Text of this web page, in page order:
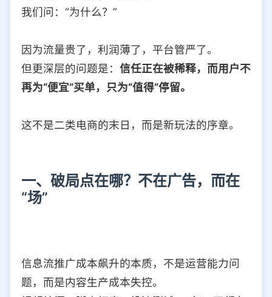
我们问：“为什么？”
因为流量贵了，利润薄了，平台管严了。
但更深层的问题是： 信任正在被稀释，而用户不
再为“便宜”买单，只为“值得”停留。
这不是二类电商的末日，而是新玩法的序章。
一、破局点在哪？不在广告，而在
“场”
信息流推广成本飙升的本质，不是运营能力问
题，而是内容生产成本失控。